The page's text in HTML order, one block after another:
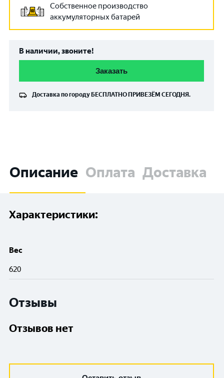
Собственное производство
аккумуляторных батарей
В наличии, звоните!
Заказать
Доставка по городу БЕСПЛАТНО ПРИВЕЗЁМ СЕГОДНЯ.
Описание Оплата Доставка
Характеристики:
Вес
620
Отзывы
Отзывов нет